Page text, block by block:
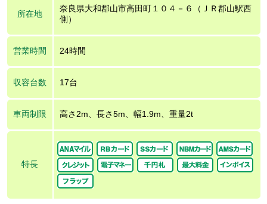
所在地
奈良県大和郡山市高田町１０４－６（ＪＲ郡山駅西
側）
営業時間 24時間
収容台数 17台
車両制限 高さ2m、長さ5m、幅1.9m、重量2t
特長